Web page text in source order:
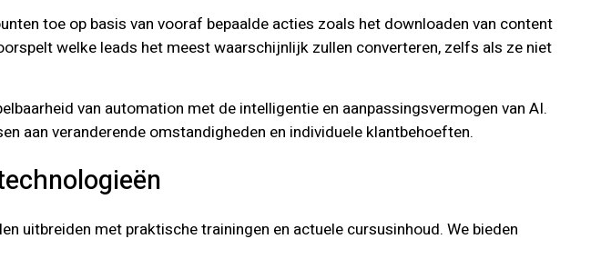
toe op basis van vooraf bepaalde acties zoals het downloaden van content
welke leads het meest waarschijnlijk zullen converteren, zelfs als ze niet
van automation met de intelligentie en aanpassingsvermogen van AI.
aan veranderende omstandigheden en individuele klantbehoeften.
uitbreiden met praktische trainingen en actuele cursusinhoud. We bieden